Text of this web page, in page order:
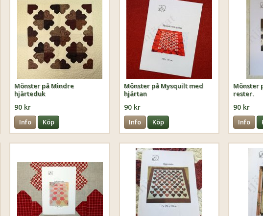
Mönster på Mindre
hjärteduk
90 kr
Info Köp
Mönster på Mysquilt med
hjärtan
90 kr
Info Köp
Mönster
rester.
90 kr
Info